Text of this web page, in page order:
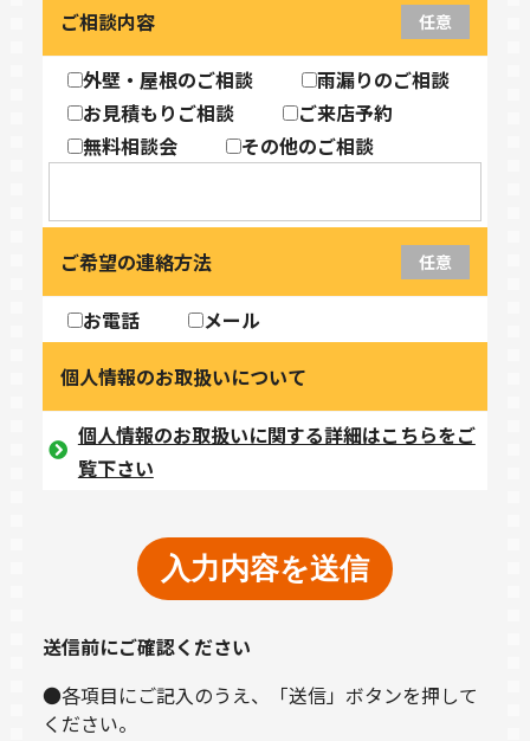
ご相談内容
任意
外壁・屋根のご相談
雨漏りのご相談
お見積もりご相談
ご来店予約
無料相談会
その他のご相談
ご希望の連絡方法 任意
お電話
メール
個人情報のお取扱いについて
個人情報のお取扱いに関する詳細はこちらをご
覧下さい
送信前にご確認ください
●各項目にご記入のうえ、「送信」ボタンを押して
ください。